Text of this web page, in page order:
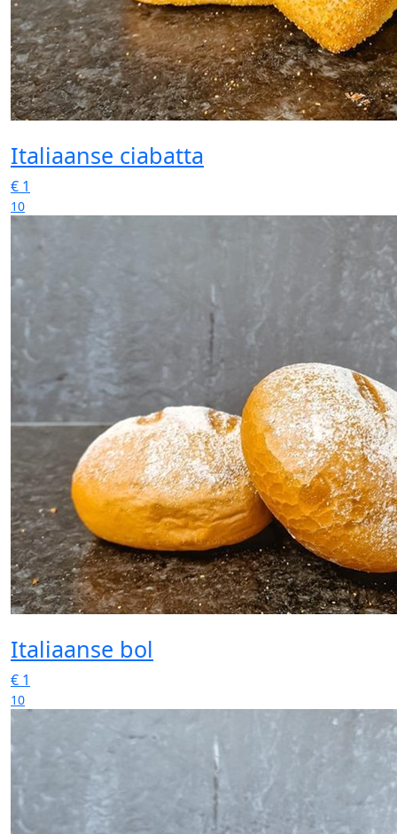
Italiaanse ciabatta
€ 1
10
Italiaanse bol
€ 1
10